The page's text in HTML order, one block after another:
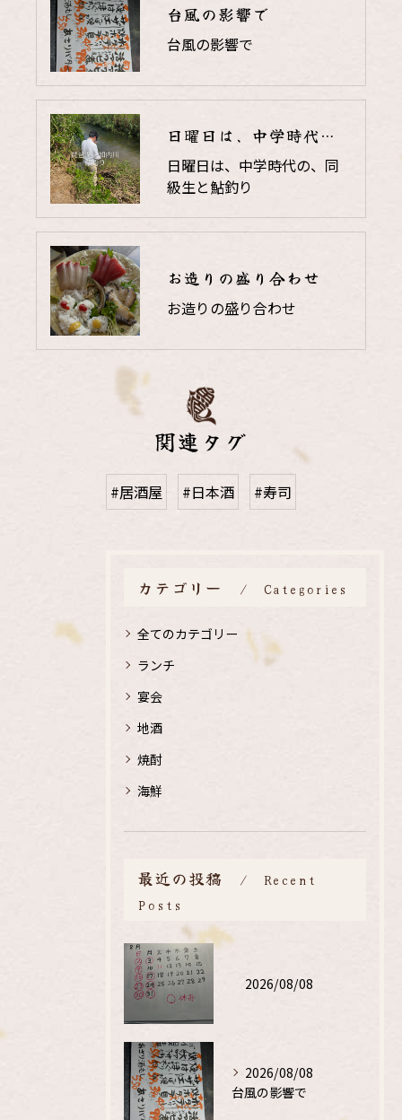
台風の影響で
台風の影響で
日曜日は、中学時代の、同級生と鮎釣り
日曜日は、中学時代の、同
級生と鮎釣り
お造りの盛り合わせ
お造りの盛り合わせ
関連タグ
#居酒屋 #日本酒 #寿司
カテゴリー Categories
全てのカテゴリー
ランチ
宴会
地酒
焼酎
海鮮
最近の投稿
Recent
Posts
2026/08/08
2026/08/08
台風の影響で